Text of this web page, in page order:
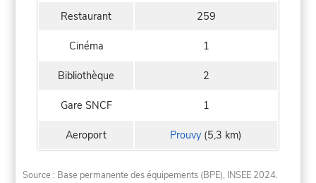
Restaurant 259
Cinéma 1
Bibliothèque 2
Gare SNCF 1
Aeroport Prouvy (5,3 km)
Source : Base permanente des équipements (BPE), INSEE 2024.